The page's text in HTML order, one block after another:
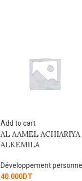
Add to cart
ARTESILIENCE MA
LIBERATION
Développement
35.000DT